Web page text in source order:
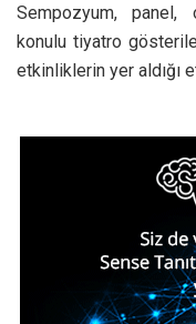
Sempozyum, panel,
konulu tiyatro
etkinliklerin yer aldığı